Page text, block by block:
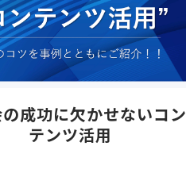
成功に欠かせないコン
テンツ活用